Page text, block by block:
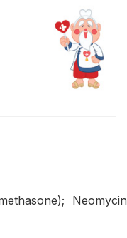
Neomycin